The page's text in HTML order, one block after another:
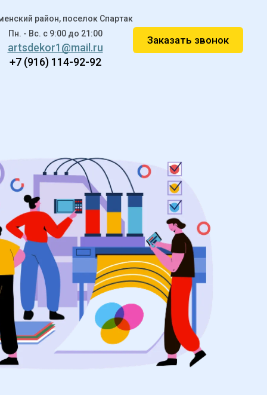
район, поселок Спартак
Пн. - Вс. c 9:00 до 21:00
artsdekor1@mail.ru
+7 (916) 114-92-92
Заказать звонок